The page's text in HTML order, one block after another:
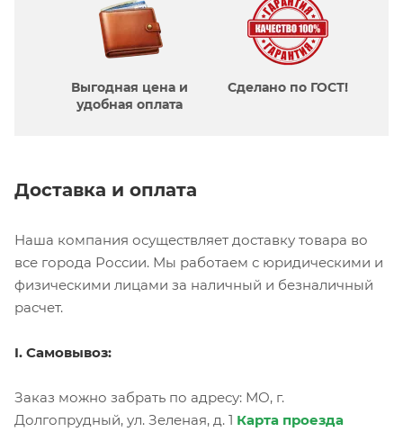
Выгодная цена и
удобная оплата
Сделано по ГОСТ!
Доставка и оплата
Наша компания осуществляет доставку товара во
все города России. Мы работаем с юридическими и
физическими лицами за наличный и безналичный
расчет.
I. Самовывоз:
Заказ можно забрать по адресу: МО, г.
Долгопрудный, ул. Зеленая, д. 1 Карта проезда